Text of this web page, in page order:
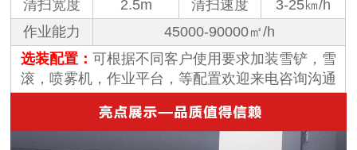
清扫宽度 2.5m 清扫速度
3-25㎞/h
作业能力
45000-90000㎡/h
选装配置： 可根据不同客户使用要求加装雪铲，雪
滚，喷雾机，作业平台，等配置欢迎来电咨询沟通